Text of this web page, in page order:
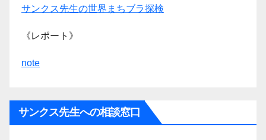
サンクス先生の世界まちブラ探検
《レポート》
note
サンクス先生への相談窓口